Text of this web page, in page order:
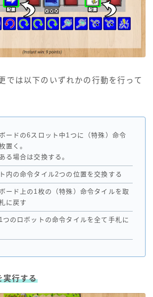
では以下のいずれかの行動を行って
ードの6スロット中1つに（特殊）命令
置く。
る場合は交換する。
内の命令タイル2つの位置を交換する
ード上の1枚の（特殊）命令タイルを取
に戻す
つのロボットの命令タイルを全て手札に
実行する